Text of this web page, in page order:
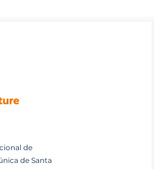
de
de Santa